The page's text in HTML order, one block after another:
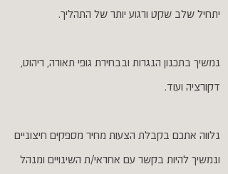
יתחיל שלב שקט ורגוע יותר של התהליך.
נמשיך בתכנון הנגרות ובבחירת גופי תאורה, ריהוט,
דקורציה ועוד.
נלווה אתכם בקבלת הצעות מחיר מספקים חיצוניים
ונמשיך להיות בקשר עם אחראי/ת השינויים ומנהל